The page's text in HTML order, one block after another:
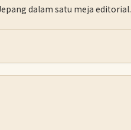
dalam satu meja editorial.